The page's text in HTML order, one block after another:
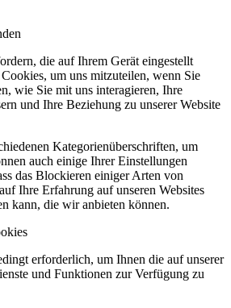
die auf Ihrem Gerät eingestellt
um uns mitzuteilen, wenn Sie
wie Sie mit uns interagieren, Ihre
und Ihre Beziehung zu unserer Website
Kategorienüberschriften, um
auch einige Ihrer Einstellungen
das Blockieren einiger Arten von
Ihre Erfahrung auf unseren Websites
kann, die wir anbieten können.
erforderlich, um Ihnen die auf unserer
und Funktionen zur Verfügung zu